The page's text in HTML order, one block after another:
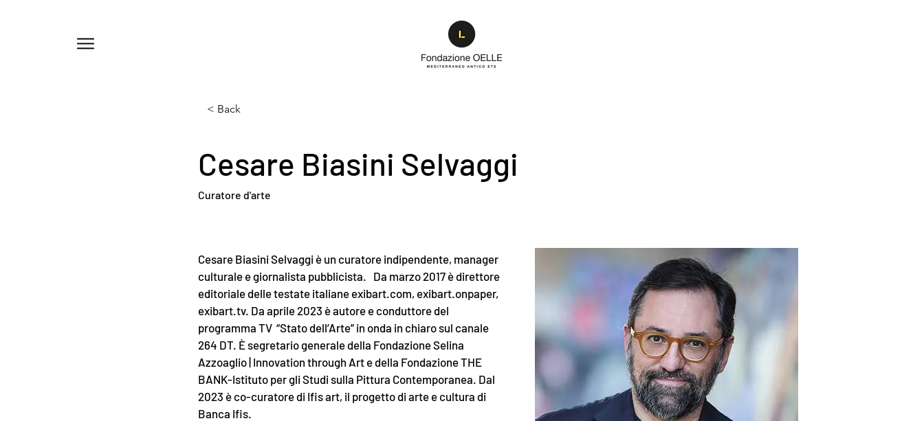
< Back
Cesare Biasini Selvaggi
Curatore d'arte
Cesare Biasini Selvaggi è un curatore indipendente, manager
culturale e giornalista pubblicista. Da marzo 2017 è direttore
editoriale delle testate italiane exibart.com, exibart.onpaper,
exibart.tv. Da aprile 2023 è autore e conduttore del
programma TV “Stato dell’Arte” in onda in chiaro sul canale
264 DT. È segretario generale della Fondazione Selina
Azzoaglio | Innovation through Art e della Fondazione THE
BANK-Istituto per gli Studi sulla Pittura Contemporanea. Dal
2023 è co-curatore di Ifis art, il progetto di arte e cultura di
Banca Ifis.